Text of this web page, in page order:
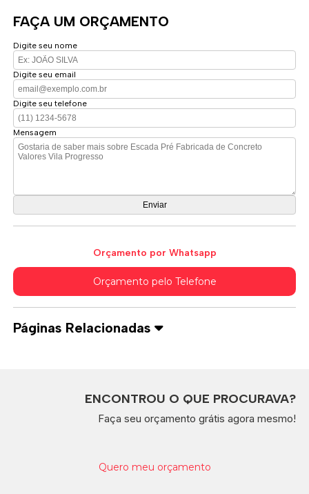
FAÇA UM ORÇAMENTO
Digite seu nome
Digite seu email
Digite seu telefone
Mensagem
Orçamento por Whatsapp
Orçamento pelo Telefone
Páginas Relacionadas
ENCONTROU O QUE PROCURAVA?
Faça seu orçamento grátis agora mesmo!
Quero meu orçamento